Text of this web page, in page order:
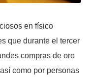
en físico
que durante el tercer
compras de oro
como por personas